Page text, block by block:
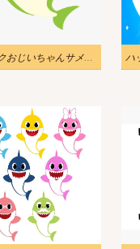
アレックおじいちゃんサメpngイラスト